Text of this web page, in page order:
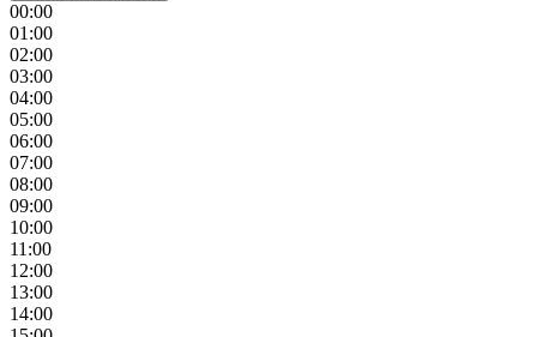
00:00
01:00
02:00
03:00
04:00
05:00
06:00
07:00
08:00
09:00
10:00
11:00
12:00
13:00
14:00